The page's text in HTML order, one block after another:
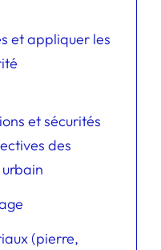
et appliquer les
et sécurités
des
(pierre,